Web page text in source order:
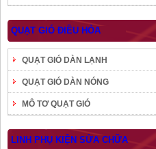
QUẠT GIÓ ĐIỀU HÒA
QUẠT GIÓ DÀN LẠNH
QUẠT GIÓ DÀN NÓNG
MÔ TƠ QUẠT GIÓ
LINH PHỤ KIỆN SỬA CHỮA